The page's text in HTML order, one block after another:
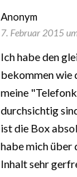
Anonym
7. Februar 2015
Ich habe den
bekommen wie
meine
durchsichtig
ist die Box
habe mich über
Inhalt sehr